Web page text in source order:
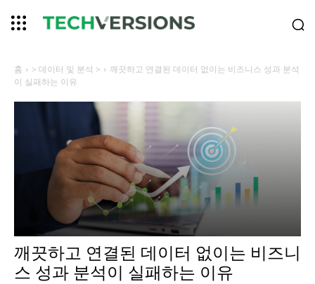
홈 > 데이터 및 분석 >
깨끗하고 연결된 데이터 없이는 비즈니스 성과 분석
이 실패하는 이유
깨끗하고 연결된 데이터 없이는 비즈니
스 성과 분석이 실패하는 이유